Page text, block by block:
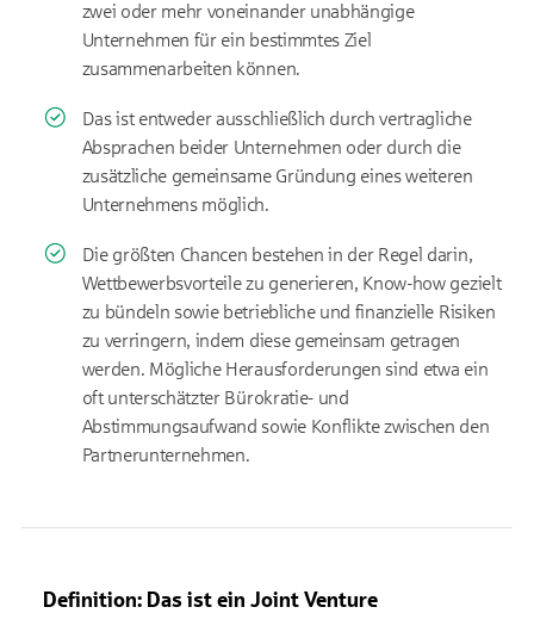
zwei oder mehr voneinander unabhängige
Unternehmen für ein bestimmtes Ziel
zusammenarbeiten können.
Das ist entweder ausschließlich durch vertragliche
Absprachen beider Unternehmen oder durch die
zusätzliche gemeinsame Gründung eines weiteren
Unternehmens möglich.
Die größten Chancen bestehen in der Regel darin,
Wettbewerbsvorteile zu generieren, Know-how gezielt
zu bündeln sowie betriebliche und finanzielle Risiken
zu verringern, indem diese gemeinsam getragen
werden. Mögliche Herausforderungen sind etwa ein
oft unterschätzter Bürokratie- und
Abstimmungsaufwand sowie Konflikte zwischen den
Partnerunternehmen.
Definition: Das ist ein Joint Venture